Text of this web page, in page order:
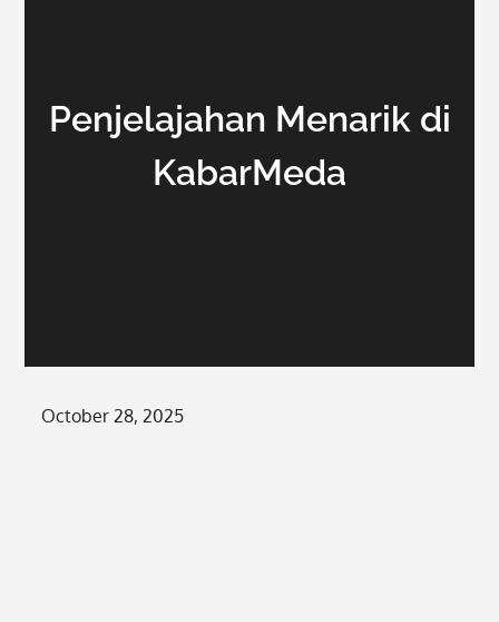
Penjelajahan Menarik di
KabarMeda
Posted
October 28, 2025